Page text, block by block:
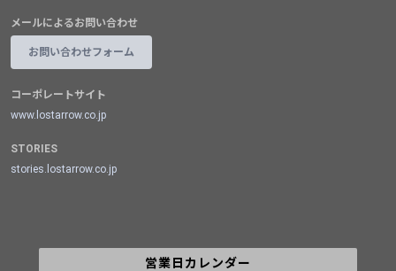
メールによるお問い合わせ
お問い合わせフォーム
コーポレートサイト
www.lostarrow.co.jp
STORIES
stories.lostarrow.co.jp
営業日カレンダー